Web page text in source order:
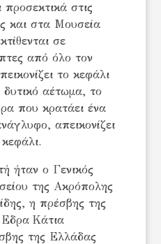
στις
και στα Μουσεία
σε
από όλο τον
το κεφάλι
αέτωμα, το
που κρατάει ένα
απεικονίζει
ήταν ο Γενικός
της Ακρόπολης
η πρέσβης της
Κάτια
της Ελλάδας